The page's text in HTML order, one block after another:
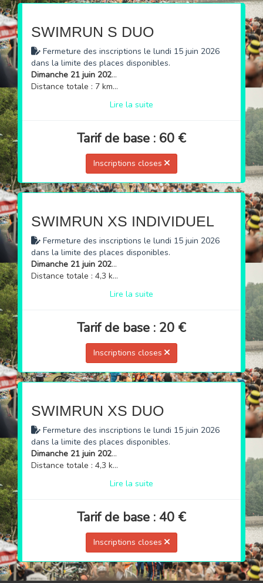
SWIMRUN S DUO
Fermeture des inscriptions le lundi 15 juin 2026
dans la limite des places disponibles.
Dimanche 21 juin 2026 à 15h
Distance totale : 7 km (natation + course à pied)
Lire la suite
Tarif de base : 60 €
Inscriptions closes
SWIMRUN XS INDIVIDUEL
Fermeture des inscriptions le lundi 15 juin 2026
dans la limite des places disponibles.
Dimanche 21 juin 2026 à 15h
Distance totale : 4,3 km (natation + course à pied)
Lire la suite
Tarif de base : 20 €
Inscriptions closes
SWIMRUN XS DUO
Fermeture des inscriptions le lundi 15 juin 2026
dans la limite des places disponibles.
Dimanche 21 juin 2026 à 15h
Distance totale : 4,3 km (natation + course à pied)
Lire la suite
Tarif de base : 40 €
Inscriptions closes